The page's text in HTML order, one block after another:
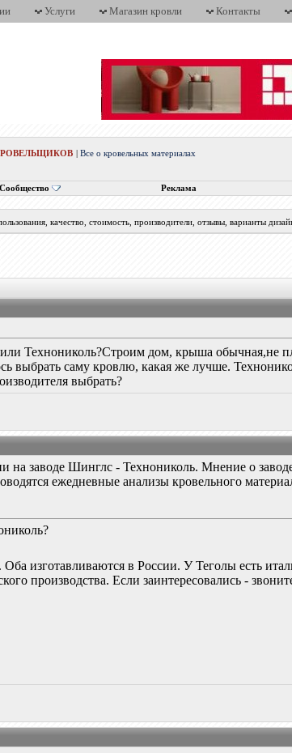
Услуги Магазин кровли Контакты
|Все о кровельных материалах
Сообщество Реклама
качество, стоимость, производители, отзывы, варианты
Технониколь?Строим дом, крыша обычная,не
выбрать саму кровлю, какая же лучше.
выбрать?
на заводе Шинглс - Технониколь. Мнение о
ежедневные анализы кровельного
изготавливаются в России. У Теголы есть
производства. Если заинтересовались -